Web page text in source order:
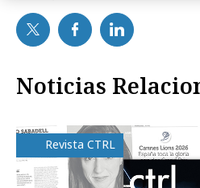
Noticias
Revista CTRL